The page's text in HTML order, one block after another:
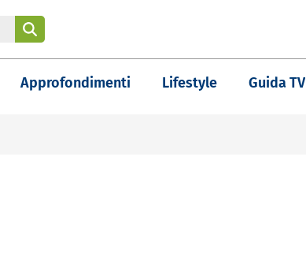
Approfondimenti Lifestyle Guida TV